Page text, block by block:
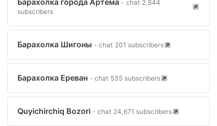
Барахолка города Артема - chat 2,844
subscribers
Барахолка Шигоны - chat 201 subscribers
Барахолка Ереван - chat 535 subscribers
Quyichirchiq Bozori - chat 24,671 subscribers